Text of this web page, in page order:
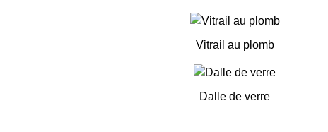
Vitrail au plomb
Dalle de verre